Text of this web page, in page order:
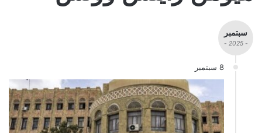
سبتمبر
- 2025 -
8 سبتمبر